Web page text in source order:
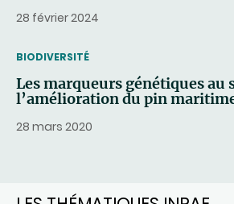
28 février 2024
THEMATIC
BIODIVERSITÉ
Les marqueurs génétiques au
l’amélioration du pin
28 mars 2020